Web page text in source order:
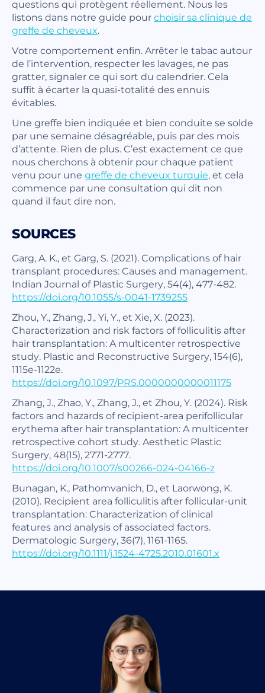
questions qui protègent réellement. Nous les
listons dans notre guide pourchoisir sa clinique de
greffe de cheveux.
Votre comportement enfin. Arrêter le tabac autour
de l’intervention, respecter les lavages, ne pas
gratter, signaler ce qui sort du calendrier. Cela
suffit à écarter la quasi-totalité des ennuis
évitables.
Une greffe bien indiquée et bien conduite se solde
par une semaine désagréable, puis par des mois
d’attente. Rien de plus. C’est exactement ce que
nous cherchons à obtenir pour chaque patient
venu pour une greffe de cheveux turquie, et cela
commence par une consultation qui dit non
quand il faut dire non.
SOURCES
Garg, A. K., et Garg, S. (2021). Complications of hair
transplant procedures: Causes and management.
Indian Journal of Plastic Surgery, 54(4), 477-482.
https://doi.org/10.1055/s-0041-1739255
Zhou, Y., Zhang, J., Yi, Y., et Xie, X. (2023).
Characterization and risk factors of folliculitis after
hair transplantation: A multicenter retrospective
study. Plastic and Reconstructive Surgery, 154(6),
1115e-1122e.
https://doi.org/10.1097/PRS.0000000000011175
Zhang, J., Zhao, Y., Zhang, J., et Zhou, Y. (2024). Risk
factors and hazards of recipient-area perifollicular
erythema after hair transplantation: A multicenter
retrospective cohort study. Aesthetic Plastic
Surgery, 48(15), 2771-2777.
https://doi.org/10.1007/s00266-024-04166-z
Bunagan, K., Pathomvanich, D., et Laorwong, K.
(2010). Recipient area folliculitis after follicular-unit
transplantation: Characterization of clinical
features and analysis of associated factors.
Dermatologic Surgery, 36(7), 1161-1165.
https://doi.org/10.1111/j.1524-4725.2010.01601.x